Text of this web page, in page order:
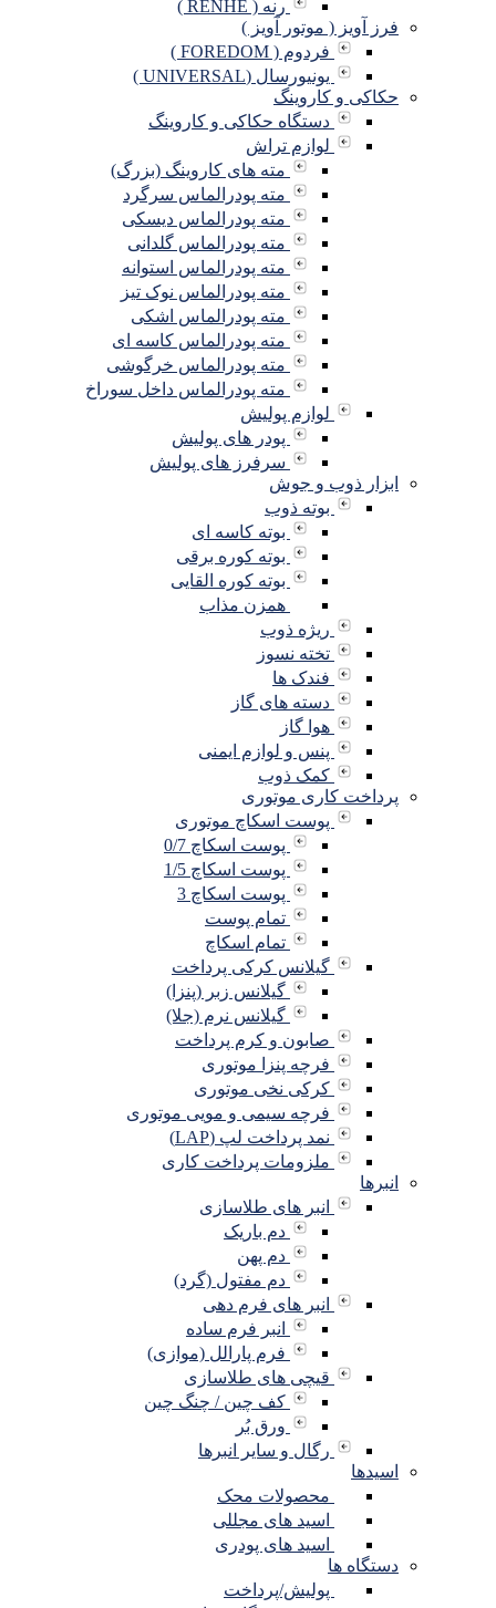
رنه ( RENHE )
فرز آویز ( موتور آویز )
فردوم ( FOREDOM )
یونیورسال (UNIVERSAL )
حکاکی و کاروینگ
دستگاه حکاکی و کاروینگ
لوازم تراش
مته های کاروینگ (بزرگ)
مته پودرالماس سرگرد
مته پودرالماس دیسکی
مته پودرالماس گلدانی
مته پودرالماس استوانه
مته پودرالماس نوک تیز
مته پودرالماس اشکی
مته پودرالماس کاسه ای
مته پودرالماس خرگوشی
مته پودرالماس داخل سوراخ
لوازم پولیش
پودر های پولیش
سرفرز های پولیش
ابزار ذوب و جوش
بوته ذوب
بوته کاسه ای
بوته کوره برقی
بوته کوره القایی
همزن مذاب
ریژه ذوب
تخته نسوز
فندک ها
دسته های گاز
هوا گاز
پنس و لوازم ایمنی
کمک ذوب
پرداخت کاری موتوری
پوست اسکاچ موتوری
پوست اسکاچ 0/7
پوست اسکاچ 1/5
پوست اسکاچ 3
تمام پوست
تمام اسکاچ
گیلانس کرکی پرداخت
گیلانس زبر (پنزا)
گیلانس نرم (جلا)
صابون و کرم پرداخت
فرچه پنزا موتوری
کرکی نخی موتوری
فرچه سیمی و مویی موتوری
نمد پرداخت لپ (LAP)
ملزومات پرداخت کاری
انبرها
انبر های طلاسازی
دم باریک
دم پهن
دم مفتول (گرد)
انبر های فرم دهی
انبر فرم ساده
فرم پارالل (موازی)
قیچی های طلاسازی
کف چین / چنگ چین
ورق بُر
رگال و سایر انبرها
اسیدها
محصولات محک
اسید های مجللی
اسید های پودری
دستگاه ها
پولیش/پرداخت